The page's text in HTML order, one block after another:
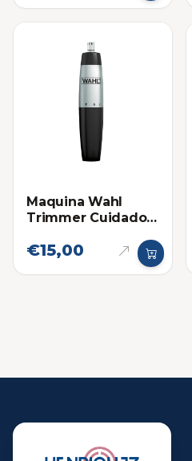
Maquina Wahl
Trimmer Cuidado
y Orejas
€15,00